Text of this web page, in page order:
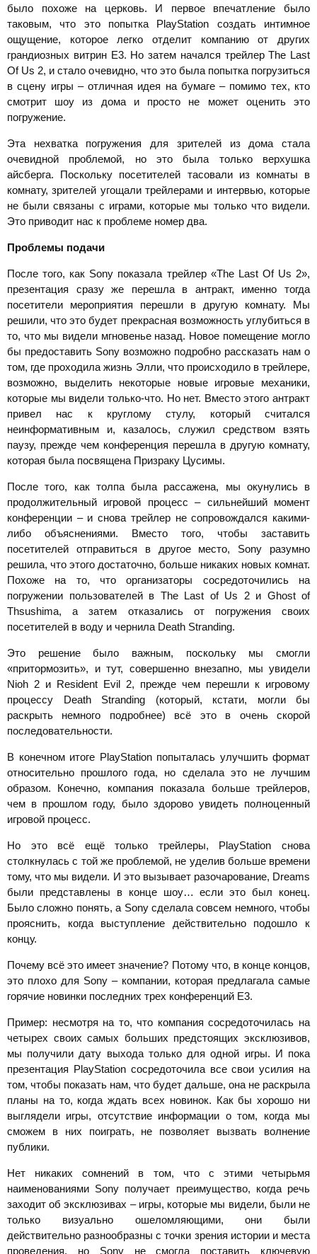
было похоже на церковь. И первое впечатление было
таковым, что это попытка PlayStation создать интимное
ощущение, которое легко отделит компанию от других
грандиозных витрин Е3. Но затем начался трейлер The Last
Of Us 2, и стало очевидно, что это была попытка погрузиться
в сцену игры – отличная идея на бумаге – помимо тех, кто
смотрит шоу из дома и просто не может оценить это
погружение.
Эта нехватка погружения для зрителей из дома стала
очевидной проблемой, но это была только верхушка
айсберга. Поскольку посетителей тасовали из комнаты в
комнату, зрителей угощали трейлерами и интервью, которые
не были связаны с играми, которые мы только что видели.
Это приводит нас к проблеме номер два.
Проблемы подачи
После того, как Sony показала трейлер «The Last Of Us 2»,
презентация сразу же перешла в антракт, именно тогда
посетители мероприятия перешли в другую комнату. Мы
решили, что это будет прекрасная возможность углубиться в
то, что мы видели мгновенье назад. Новое помещение могло
бы предоставить Sony возможно подробно рассказать нам о
том, где проходила жизнь Элли, что происходило в трейлере,
возможно, выделить некоторые новые игровые механики,
которые мы видели только-что. Но нет. Вместо этого антракт
привел нас к круглому стулу, который считался
неинформативным и, казалось, служил средством взять
паузу, прежде чем конференция перешла в другую комнату,
которая была посвящена Призраку Цусимы.
После того, как толпа была рассажена, мы окунулись в
продолжительный игровой процесс – сильнейший момент
конференции – и снова трейлер не сопровождался какими-
либо объяснениями. Вместо того, чтобы заставить
посетителей отправиться в другое место, Sony разумно
решила, что этого достаточно, больше никаких новых комнат.
Похоже на то, что организаторы сосредоточились на
погружении пользователей в The Last of Us 2 и Ghost of
Thsushima, а затем отказались от погружения своих
посетителей в воду и чернила Death Stranding.
Это решение было важным, поскольку мы смогли
«притормозить», и тут, совершенно внезапно, мы увидели
Nioh 2 и Resident Evil 2, прежде чем перешли к игровому
процессу Death Stranding (который, кстати, могли бы
раскрыть немного подробнее) всё это в очень скорой
последовательности.
В конечном итоге PlayStation попыталась улучшить формат
относительно прошлого года, но сделала это не лучшим
образом. Конечно, компания показала больше трейлеров,
чем в прошлом году, было здорово увидеть полноценный
игровой процесс.
Но это всё ещё только трейлеры, PlayStation снова
столкнулась с той же проблемой, не уделив больше времени
тому, что мы видели. И это вызывает разочарование, Dreams
были представлены в конце шоу… если это был конец.
Было сложно понять, а Sony сделала совсем немного, чтобы
прояснить, когда выступление действительно подошло к
концу.
Почему всё это имеет значение? Потому что, в конце концов,
это плохо для Sony – компании, которая предлагала самые
горячие новинки последних трех конференций E3.
Пример: несмотря на то, что компания сосредоточилась на
четырех своих самых больших предстоящих эксклюзивов,
мы получили дату выхода только для одной игры. И пока
презентация PlayStation сосредоточила все свои усилия на
том, чтобы показать нам, что будет дальше, она не раскрыла
планы на то, когда ждать всех новинок. Как бы хорошо ни
выглядели игры, отсутствие информации о том, когда мы
сможем в них поиграть, не позволяет вызвать волнение
публики.
Нет никаких сомнений в том, что с этими четырьмя
наименованиями Sony получает преимущество, когда речь
заходит об эксклюзивах – игры, которые мы видели, были не
только визуально ошеломляющими, они были
действительно разнообразны с точки зрения истории и места
проведения, но Sony не смогла поставить ключевую